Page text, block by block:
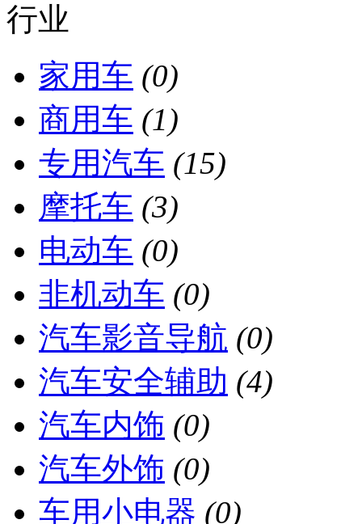
行业
家用车 (0)
商用车 (1)
专用汽车 (15)
摩托车 (3)
电动车 (0)
非机动车 (0)
汽车影音导航 (0)
汽车安全辅助 (4)
汽车内饰 (0)
汽车外饰 (0)
车用小电器 (0)